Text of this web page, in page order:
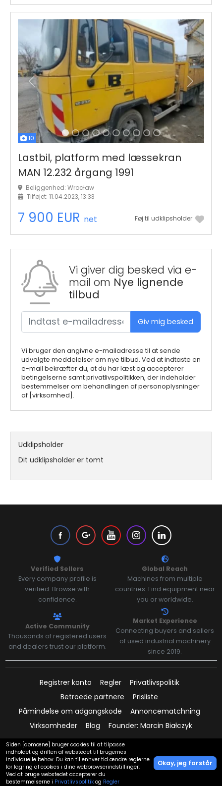
10
Tidligere Næste
Lastbil, platform med læssekran
MAN 12.232 årgang 1991
Beliggenhed: Wrocław
Tilføjet: 11.04.2023, 13:33
7 900 EUR net Føj til udklipsholder
Vi giver dig besked via e-
mail om Nye lignende
tilbud
Giv mig besked
Vi bruger den angivne e-mailadresse til at sende
udvalgte meddelelser om nye tilbud. Ved at indtaste en
e-mail bekræfter du, at du har læst og accepterer
betingelserne samt privatlivspolitikken, der indeholder
bestemmelser om behandlingen af personoplysninger
af [virksomhed].
Udklipsholder
Dit udklipsholder er tomt
Vis på kortet
Verified Sellers
Every company profile is
verified. Browse with
confidence.
Global Reach
Machines from multiple
countries. Find equipment near
you or worldwide.
Active Community
Thousands of registered users
and dealers trust our platform.
Market Experience
Connecting buyers and sellers
of used industrial machinery
since 2019.
Registrer konto Regler
Privatlivspolitik
Betroede partnere
Prisliste
Påmindelse om adgangskode
Annoncematchning
Virksomheder
Blog Founder: Marcin Białczyk
Betalinger understøttet af:
Siden [domæne] bruger cookies til at tilpasse
indholdet og driften af webstedet til brugernes
individuelle behov. Du kan til enhver tid ændre reglerne
for lagring af cookies i dine webbrowserindstillinger.
Ved at bruge webstedet accepterer du
bestemmelserne i Privatlivspolitikog Regler
Okay, jeg forstår